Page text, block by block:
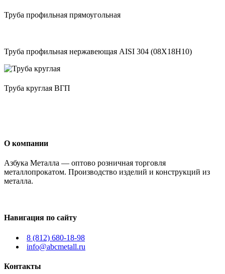
Труба профильная прямоугольная
Труба профильная нержавеющая AISI 304 (08Х18Н10)
Труба круглая ВГП
О компании
Азбука Металла — оптово розничная торговля
металлопрокатом. Производство изделий и конструкций из
металла.
Навигация по сайту
8 (812) 680-18-98
info@abcmetall.ru
Контакты